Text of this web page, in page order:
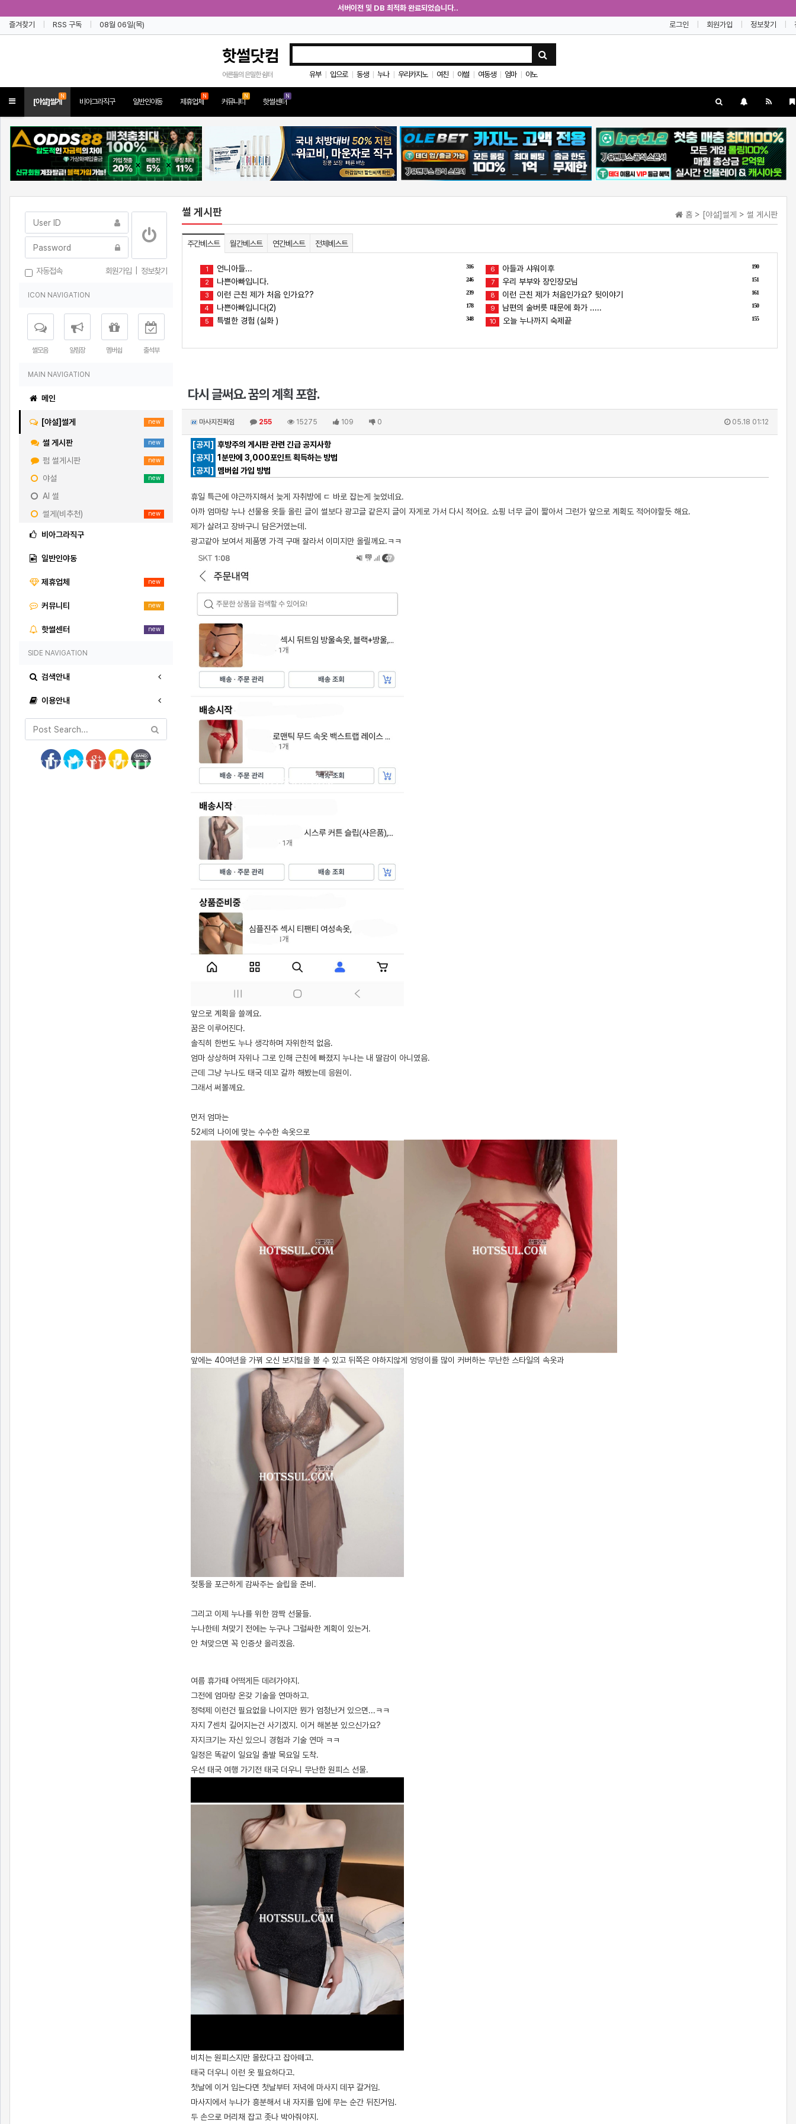
서버이전 및 DB 최적화 완료되었습니다..
즐겨찾기
RSS 구독 08월 06일(목) 로그인 회원가입 정보찾기
핫썰닷컴
어른들의 은밀한 쉼터 유부 입으로 동생 누나 우리카지노 여친 야썰 여동생 엄마 야노
Toggle[야설]썰게
N
비아그라직구 일반인야동 제휴업체
N
커뮤니티
N
핫썰센터
N
홈 > [야설]썰게 > 썰 게시판
썰 게시판
주간베스트 월간베스트 연간베스트 전체베스트
316
1 언니아들...
246
2 나쁜아빠입니다.
239
3 이런 근친 제가 처음 인가요??
178
4 나쁜아빠입니다(2)
348
5 특별한 경험 (실화 )
190
6 아들과 샤워이후
151
7 우리 부부와 장인장모님
161
8 이런 근친 제가 처음인가요? 뒷이야기
150
9 남편의 술버릇 때문에 화가 .....
155
10 오늘 누나까지 숙제끝
다시 글써요. 꿈의 계획 포함.
마사지진짜임 255 15275 109 0 05.18 01:12
[공지] 후방주의 게시판 관련 긴급 공지사항
[공지] 1분만에 3,000포인트 획득하는 방법
[공지]
멤버쉽 가입 방법
휴일 특근에 야근까지해서 늦게 자취방에 ㄷ 바로 잡는게 늦었네요.
아까 엄마랑 누나 선물용 옷들 올린 글이 썰보다 광고글 같은지 글이 자게로 가서 다시 적어요. 쇼핑 너무 글이 짧아서 그런가 앞으로 계획도 적어야할듯 해요.
제가 살려고 장바구니 담은거였는데.
광고같아 보여서 제품명 가격 구매 잘라서 이미지만 올릴께요.ㅋㅋ
앞으로 계획을 쓸께요.
꿈은 이루어진다.
솔직히 한번도 누나 생각하며 자위한적 없음.
엄마 상상하며 자위나 그로 인해 근친에 빠졌지 누나는 내 딸감이 아니였음.
근데 그냥 누나도 태국 데꼬 갈까 해봤는데 응원이.
그래서 써볼께요.
먼저 엄마는
52세의 나이에 맞는 수수한 속옷으로
앞에는 40여년을 가꿔 오신 보지털을 볼 수 있고 뒤쪽은 야하지않게 엉덩이를 많이 커버하는 무난한 스타일의 속옷과
젖통을 포근하게 감싸주는 슬립을 준비.
그리고 이제 누나를 위한 깜짝 선물들.
누나한테 쳐맞기 전에는 누구나 그럴싸한 계획이 있는거.
안 쳐맞으면 꼭 인증샷 올리겠음.
여름 휴가때 어떡게든 데려가야지.
그전에 엄마랑 온갖 기술을 연마하고.
정력제 이런건 필요없을 나이지만 뭔가 엄청난거 있으면...ㅋㅋ
자지 7센치 길어지는건 사기겠지. 이거 해본분 있으신가요?
자지크기는 자신 있으니 경험과 기술 연마 ㅋㅋ
일정은 똑같이 일요일 출발 목요일 도착.
우선 태국 여행 가기전 태국 더우니 무난한 원피스 선물.
비치는 원피스지만 몰랐다고 잡아떼고.
태국 더우니 이런 옷 필요하다고.
첫날에 이거 입는다면 첫날부터 저녁에 마사지 데꾸 갈거임.
마사지에서 누나가 흥분해서 내 자지를 입에 무는 순간 뒤진거임.
두 손으로 머리채 잡고 좃나 박아줘야지.
자동접속 회원가입 정보찾기
ICON NAVIGATION
썰모음 알림장 멤버쉽 출석부
MAIN NAVIGATION
메인
[야설]썰게 new
new
썰 게시판
new
펌 썰게시판
new
야설
AI 썰
new
썰게(비추천)
비아그라직구
일반인야동
제휴업체 new
커뮤니티 new
핫썰센터 new
SIDE NAVIGATION
검색안내
이용안내